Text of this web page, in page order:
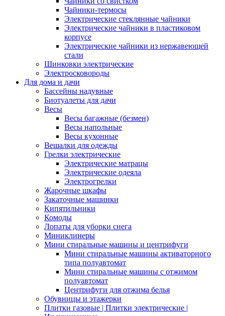
Чайники-термосы
Электрические стеклянные чайники
Электрические чайники в пластиковом
корпусе
Электрические чайники из нержавеющей
стали
Шинковки электрические
Электросковороды
Для дома и дачи
Бассейны надувные
Биотуалеты для дачи
Весы
Весы багажные (безмен)
Весы напольные
Весы кухонные
Вешалки для одежды
Грелки электрические
Электрические матрацы
Электрические одеяла
Электрогрелки
Жарочные шкафы
Закаточные машинки
Кипятильники
Комоды
Лопаты для уборки снега
Миниклинеры
Мини стиральные машины и центрифуги
Мини стиральные машины активаторного
типа полуавтомат
Мини стиральные машины с отжимом
полуавтомат
Центрифуги для отжима белья
Обувницы и этажерки
Плитки газовые | Плитки электрические |